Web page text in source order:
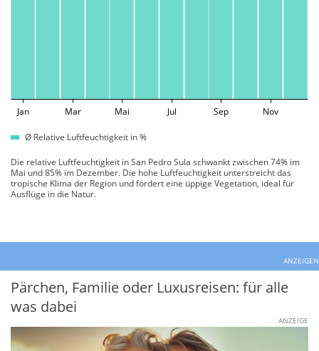
Jan Mar Mai Jul Sep Nov
Ø Relative Luftfeuchtigkeit in %
Die relative Luftfeuchtigkeit in San Pedro Sula schwankt zwischen 74% im
Mai und 85% im Dezember. Die hohe Luftfeuchtigkeit unterstreicht das
tropische Klima der Region und fördert eine üppige Vegetation, ideal für
Ausflüge in die Natur.
ANZEIGEN
Pärchen, Familie oder Luxusreisen: für alle
was dabei
ANZEIGE